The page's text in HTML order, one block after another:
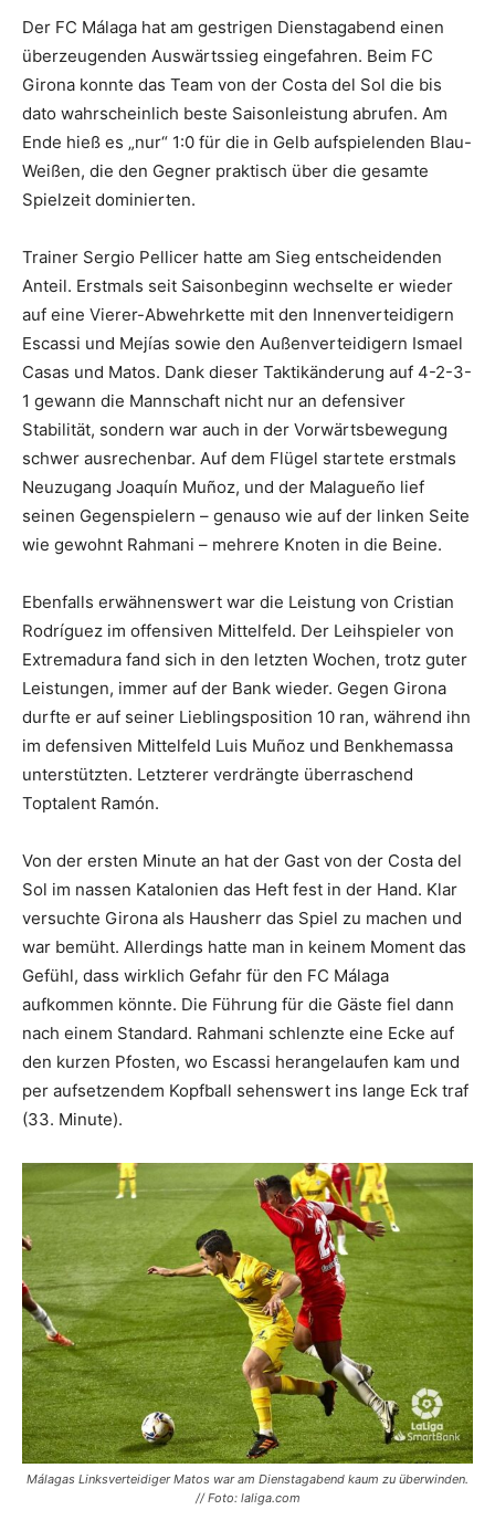
Der FC Málaga hat am gestrigen Dienstagabend einen
überzeugenden Auswärtssieg eingefahren. Beim FC
Girona konnte das Team von der Costa del Sol die bis
dato wahrscheinlich beste Saisonleistung abrufen. Am
Ende hieß es „nur“ 1:0 für die in Gelb aufspielenden Blau-
Weißen, die den Gegner praktisch über die gesamte
Spielzeit dominierten.
Trainer Sergio Pellicer hatte am Sieg entscheidenden
Anteil. Erstmals seit Saisonbeginn wechselte er wieder
auf eine Vierer-Abwehrkette mit den Innenverteidigern
Escassi und Mejías sowie den Außenverteidigern Ismael
Casas und Matos. Dank dieser Taktikänderung auf 4-2-3-
1 gewann die Mannschaft nicht nur an defensiver
Stabilität, sondern war auch in der Vorwärtsbewegung
schwer ausrechenbar. Auf dem Flügel startete erstmals
Neuzugang Joaquín Muñoz, und der Malagueño lief
seinen Gegenspielern – genauso wie auf der linken Seite
wie gewohnt Rahmani – mehrere Knoten in die Beine.
Ebenfalls erwähnenswert war die Leistung von Cristian
Rodríguez im offensiven Mittelfeld. Der Leihspieler von
Extremadura fand sich in den letzten Wochen, trotz guter
Leistungen, immer auf der Bank wieder. Gegen Girona
durfte er auf seiner Lieblingsposition 10 ran, während ihn
im defensiven Mittelfeld Luis Muñoz und Benkhemassa
unterstützten. Letzterer verdrängte überraschend
Toptalent Ramón.
Von der ersten Minute an hat der Gast von der Costa del
Sol im nassen Katalonien das Heft fest in der Hand. Klar
versuchte Girona als Hausherr das Spiel zu machen und
war bemüht. Allerdings hatte man in keinem Moment das
Gefühl, dass wirklich Gefahr für den FC Málaga
aufkommen könnte. Die Führung für die Gäste fiel dann
nach einem Standard. Rahmani schlenzte eine Ecke auf
den kurzen Pfosten, wo Escassi herangelaufen kam und
per aufsetzendem Kopfball sehenswert ins lange Eck traf
(33. Minute).
Málagas Linksverteidiger Matos war am Dienstagabend kaum zu überwinden.
// Foto: laliga.com